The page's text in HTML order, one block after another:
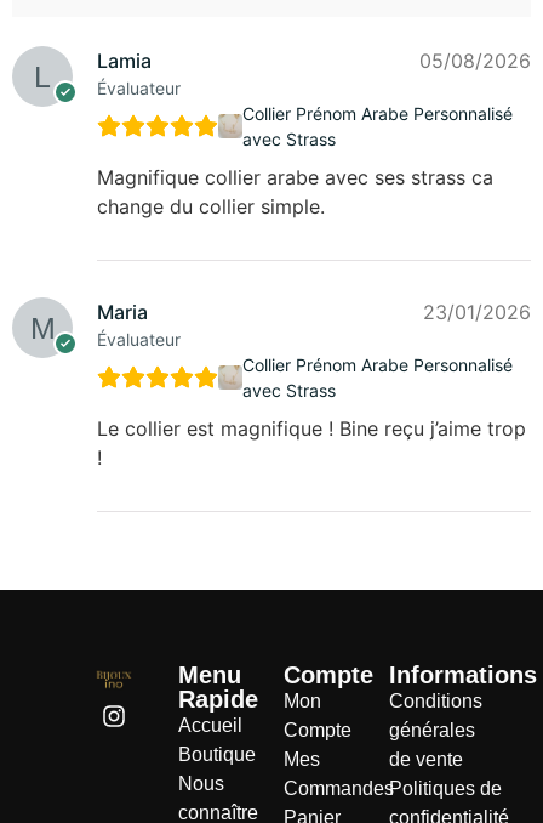
Lamia
Évaluateur
05/08/2026
Collier Prénom Arabe Personnalisé
avec Strass
Magnifique collier arabe avec ses strass ca
change du collier simple.
Maria
Évaluateur
23/01/2026
Collier Prénom Arabe Personnalisé
avec Strass
Le collier est magnifique ! Bine reçu j’aime trop
!
Menu
Rapide
Accueil
Boutique
Nous
connaître
Compte
Mon
Compte
Mes
Commandes
Panier
Informations
Conditions
générales
de vente
Politiques de
confidentialité